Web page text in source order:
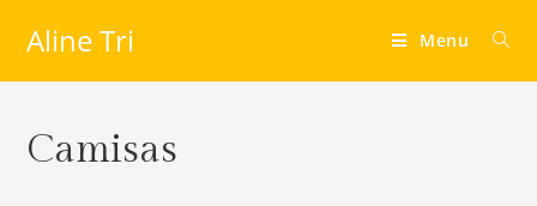
Aline Tri Menu
Camisas